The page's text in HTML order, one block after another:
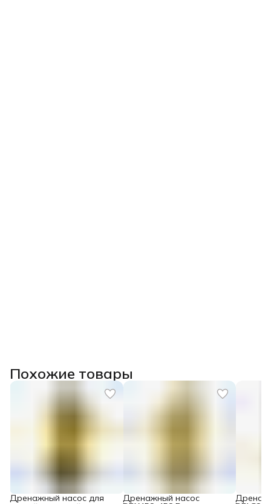
Похожие товары
Дренажный насос для Дренажный насос